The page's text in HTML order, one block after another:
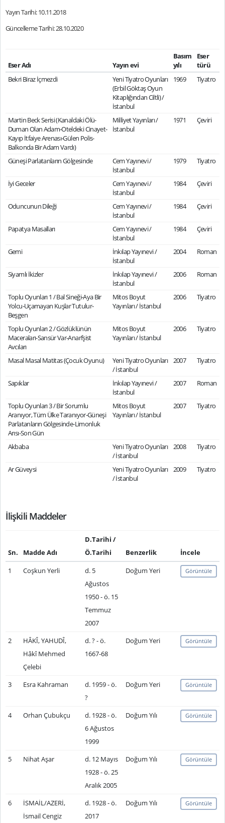
Yayın Tarihi: 10.11.2018
Güncelleme Tarihi: 28.10.2020
Eser Adı Yayın evi
Basım
yılı
Eser
türü
Bekri Biraz İçmezdi
Yeni Tiyatro Oyunları
(Erbil Göktaş Oyun
Kitaplığından Ciltli) /
İstanbul
1969 Tiyatro
Martin Beck Serisi (Kanaldaki Ölü-
Duman Olan Adam-Oteldeki Cinayet-
Kayıp İtfaiye Arenası-Gülen Polis-
Balkonda Bir Adam Vardı)
Milliyet Yayınları /
İstanbul
1971 Çeviri
Güneşi Parlatanların Gölgesinde
Cem Yayınevi /
İstanbul
1979 Tiyatro
İyi Geceler
Cem Yayınevi /
İstanbul
1984 Çeviri
Oduncunun Dileği
Cem Yayınevi /
İstanbul
1984 Çeviri
Papatya Masalları
Cem Yayınevi /
İstanbul
1984 Çeviri
Gemi
İnkılap Yayınevi /
İstanbul
2004 Roman
Siyamlı İkizler
İnkılap Yayınevi /
İstanbul
2006 Roman
Toplu Oyunları 1 / Bal Sineği-Aya Bir
Yolcu-Uçamayan Kuşlar Tutulur-
Beşgen
Mitos Boyut
Yayınları / İstanbul
2006 Tiyatro
Toplu Oyunları 2 / Gözlüklünün
Maceraları-Sansür Var-Anarfşist
Avcıları
Mitos Boyut
Yayınları / İstanbul
2006 Tiyatro
Masal Masal Matitas (Çocuk Oyunu)
Yeni Tiyatro Oyunları
/ İstanbul
2007 Tiyatro
Sapıklar
İnkılap Yayınevi /
İstanbul
2007 Roman
Toplu Oyunları 3 / Bir Sorumlu
Aranıyor, Tüm Ülke Taranıyor-Güneşi
Parlatanların Gölgesinde-Limonluk
Arısı-Son Gün
Mitos Boyut
Yayınları / İstanbul
2007 Tiyatro
Akbaba
Yeni Tiyatro Oyunları
/ İstanbul
2008 Tiyatro
Ar Güveysi
Yeni Tiyatro Oyunları
/ İstanbul
2009 Tiyatro
İlişkili Maddeler
Sn. Madde Adı
D.Tarihi /
Ö.Tarihi
Benzerlik
İncele
1
Coşkun Yerli
d. 5
Ağustos
1950 - ö. 15
Temmuz
2007
Doğum Yeri Görüntüle
2
HÂKÎ, YAHUDÎ,
Hâkî Mehmed
Çelebi
d. ? - ö.
1667-68
Doğum Yeri Görüntüle
3 Esra Kahraman
d. 1959 - ö.
?
Doğum Yeri Görüntüle
4 Orhan Çubukçu
d. 1928 - ö.
6 Ağustos
1999
Doğum Yılı Görüntüle
5 Nihat Aşar
d. 12 Mayıs
1928 - ö. 25
Aralık 2005
Doğum Yılı Görüntüle
6
İSMAİL/AZERİ,
İsmail Cengiz
d. 1928 - ö.
2017
Doğum Yılı Görüntüle